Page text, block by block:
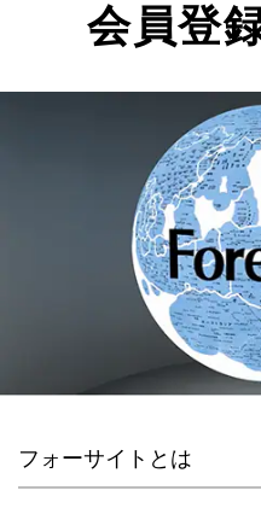
会員登
フォーサイトとは